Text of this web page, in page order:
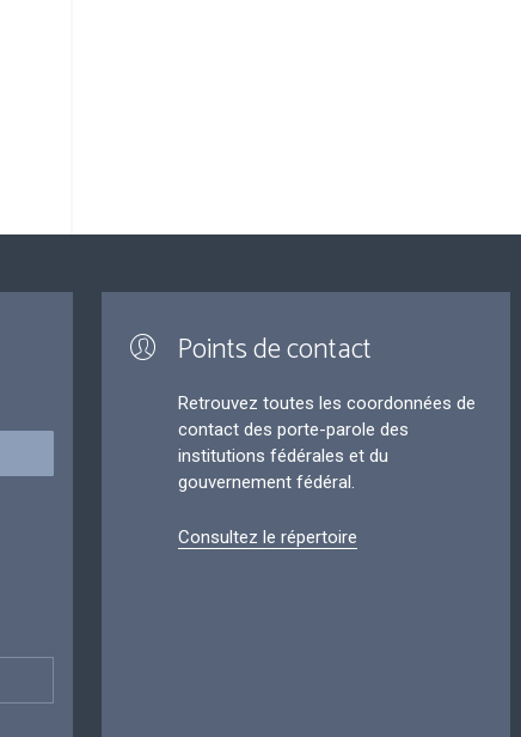
Points de contact
Retrouvez toutes les coordonnées de
contact des porte-parole des
institutions fédérales et du
gouvernement fédéral.
Consultez le répertoire